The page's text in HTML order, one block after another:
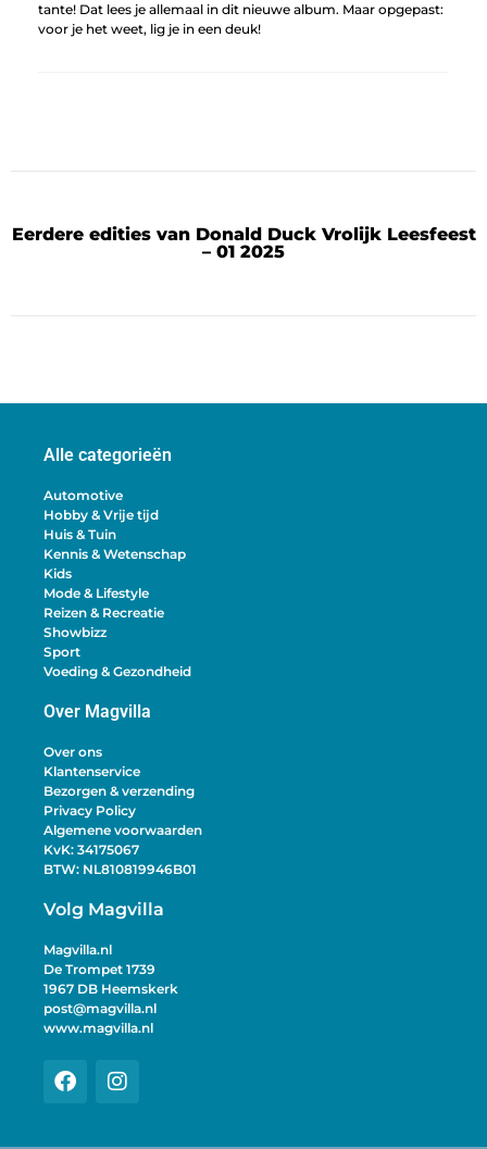
tante! Dat lees je allemaal in dit nieuwe album. Maar opgepast:
voor je het weet, lig je in een deuk!
Eerdere edities van Donald Duck Vrolijk Leesfeest
– 01 2025
Alle categorieën
Automotive
Hobby & Vrije tijd
Huis & Tuin
Kennis & Wetenschap
Kids
Mode & Lifestyle
Reizen & Recreatie
Showbizz
Sport
Voeding & Gezondheid
Over Magvilla
Over ons
Klantenservice
Bezorgen & verzending
Privacy Policy
Algemene voorwaarden
KvK: 34175067
BTW: NL810819946B01
Volg Magvilla
Magvilla.nl
De Trompet 1739
1967 DB Heemskerk
post@magvilla.nl
www.magvilla.nl